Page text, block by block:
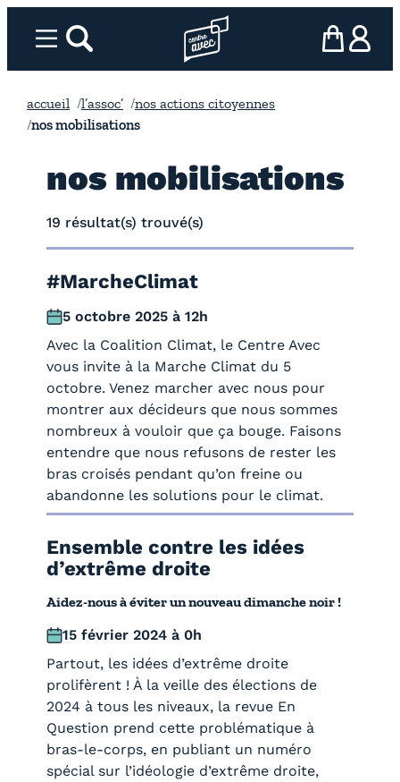
Menurechercher Page d’accueil l’association
mon panier
ma
accueil l’assoc’
nos actions citoyennes
nos mobilisations
nos mobilisations
19 résultat(s) trouvé(s)
#MarcheClimat
5 octobre 2025 à 12h
Avec la Coalition Climat, le Centre Avec
vous invite à la Marche Climat du 5
octobre. Venez marcher avec nous pour
montrer aux décideurs que nous sommes
nombreux à vouloir que ça bouge. Faisons
entendre que nous refusons de rester les
bras croisés pendant qu’on freine ou
abandonne les solutions pour le climat.
Ensemble contre les idées
d’extrême droite
Aidez-nous à éviter un nouveau dimanche noir !
15 février 2024 à 0h
Partout, les idées d’extrême droite
prolifèrent ! À la veille des élections de
2024 à tous les niveaux, la revue En
Question prend cette problématique à
bras-le-corps, en publiant un numéro
spécial sur l’idéologie d’extrême droite,